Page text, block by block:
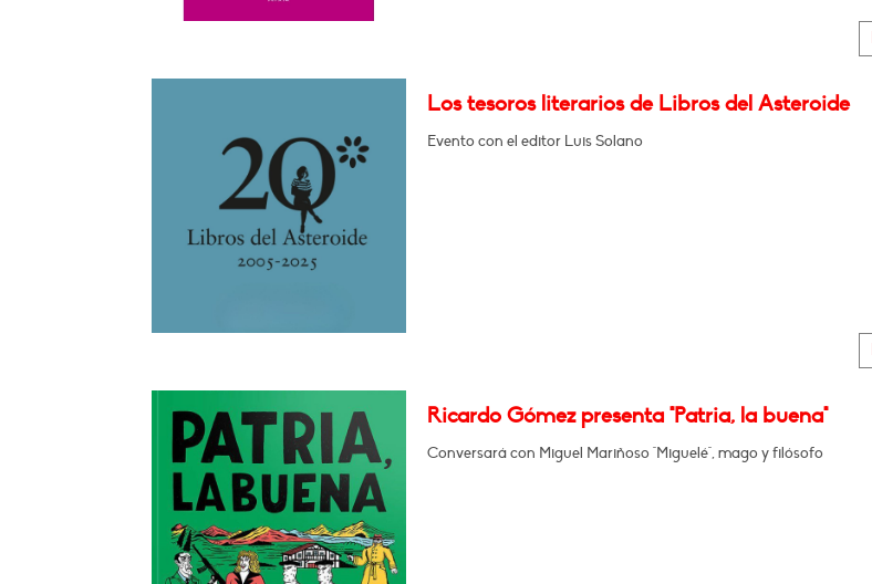
Los tesoros literarios de Libros del Asteroide
Evento con el editor Luis Solano
Ricardo Gómez presenta "Patria, la buena"
Conversará con Miguel Mariñoso "Miguelé", mago y filósofo